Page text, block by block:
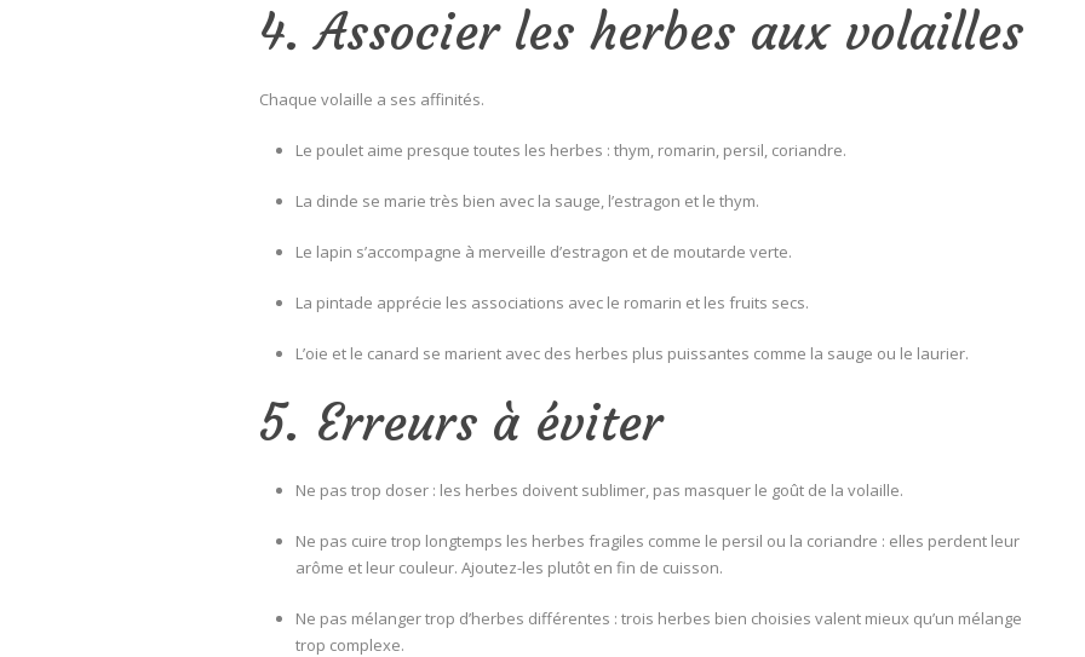
4. Associer les herbes aux volailles
Chaque volaille a ses affinités.
Le poulet aime presque toutes les herbes : thym, romarin, persil, coriandre.
La dinde se marie très bien avec la sauge, l’estragon et le thym.
Le lapin s’accompagne à merveille d’estragon et de moutarde verte.
La pintade apprécie les associations avec le romarin et les fruits secs.
L’oie et le canard se marient avec des herbes plus puissantes comme la sauge ou le laurier.
5. Erreurs à éviter
Ne pas trop doser : les herbes doivent sublimer, pas masquer le goût de la volaille.
Ne pas cuire trop longtemps les herbes fragiles comme le persil ou la coriandre : elles perdent leur
arôme et leur couleur. Ajoutez-les plutôt en fin de cuisson.
Ne pas mélanger trop d’herbes différentes : trois herbes bien choisies valent mieux qu’un mélange
trop complexe.